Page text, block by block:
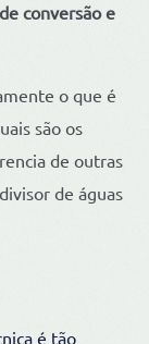
conversão e
o que é
são os
de outras
de águas
é tão